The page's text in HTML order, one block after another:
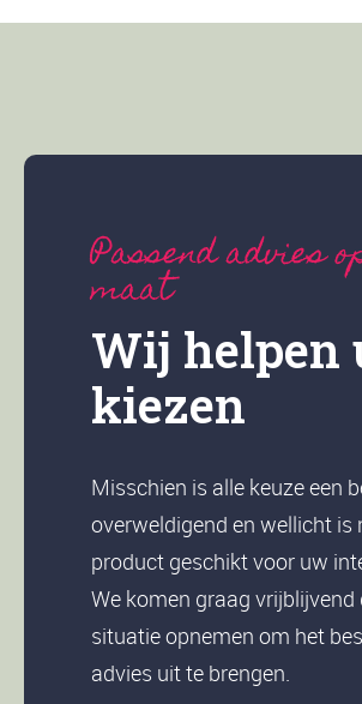
Passend advies
maat
Wij helpen
kiezen
Misschien is alle keuze een
overweldigend en wellicht is
product geschikt voor uw
We komen graag vrijblijvend
situatie opnemen om het
advies uit te brengen.